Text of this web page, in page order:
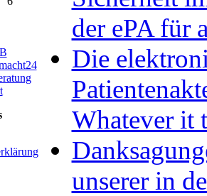
der ePA für
Die
Whatever it
unserer in